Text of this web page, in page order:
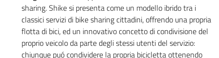
sharing. Shike si presenta come un modello ibrido tra i
classici servizi di bike sharing cittadini, offrendo una propria
flotta di bici, ed un innovativo concetto di condivisione del
proprio veicolo da parte degli stessi utenti del servizio:
chiunque puó condividere la propria bicicletta ottenendo